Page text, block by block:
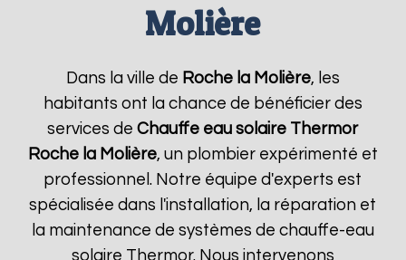
Molière
Dans la ville de Roche la Molière, les
habitants ont la chance de bénéficier des
services deChauffe eau solaire Thermor
Roche la Molière, un plombier expérimenté et
professionnel. Notre équipe d'experts est
spécialisée dans l'installation, la réparation et
la maintenance de systèmes de chauffe-eau
solaire Thermor. Nous intervenons